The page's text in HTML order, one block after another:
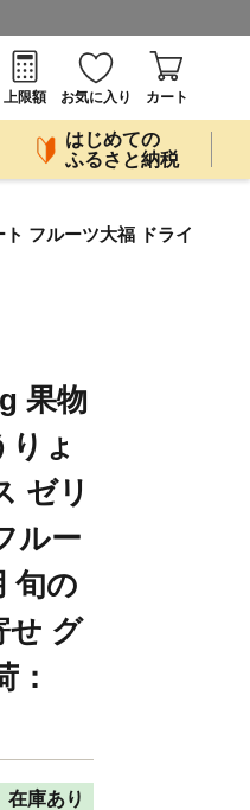
上限額
お気に入り カート
はじめての
ふるさと納税
フルーツ大福 ドライ
果物
ょ
ゼリ
ルー
旬の
せ グ
：
在庫あり